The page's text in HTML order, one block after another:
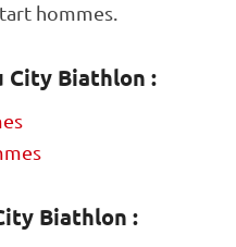
hommes.
City Biathlon :
Biathlon :